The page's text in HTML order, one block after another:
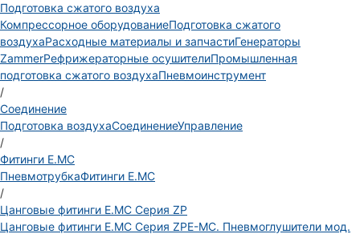
Подготовка сжатого воздуха
Компрессорное оборудованиеПодготовка сжатого
воздухаРасходные материалы и запчастиГенераторы
ZammerРефрижераторные осушителиПромышленная
подготовка сжатого воздухаПневмоинструмент
/
Соединение
Подготовка воздухаСоединениеУправление
/
Фитинги E.MC
ПневмотрубкаФитинги E.MC
/
Цанговые фитинги E.MC Серия ZP
Цанговые фитинги E.MC Серия ZPE-MC. Пневмоглушители мод.